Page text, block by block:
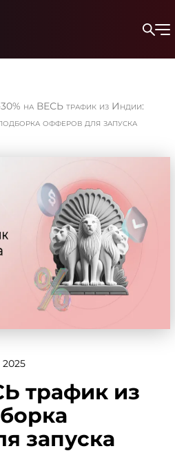
на ВЕСЬ трафик из Индии:
офферов для запуска
трафик из
запуска